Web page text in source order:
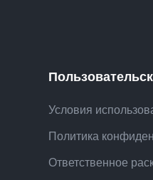
Условия
Политика
Ответственное